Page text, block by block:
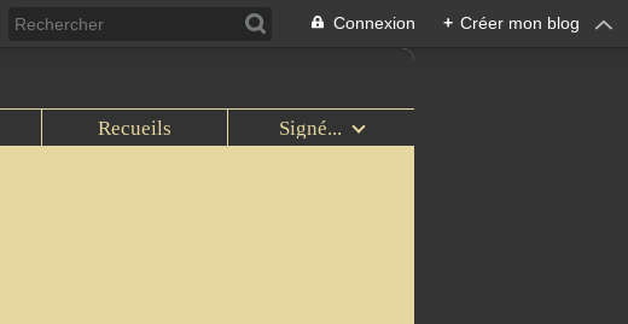
Connexion + Créer mon blog
Recueils Signé...